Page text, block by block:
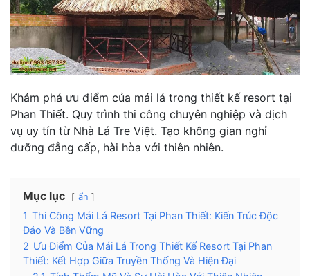
Khám phá ưu điểm của mái lá trong thiết kế resort tại
Phan Thiết. Quy trình thi công chuyên nghiệp và dịch
vụ uy tín từ Nhà Lá Tre Việt. Tạo không gian nghỉ
dưỡng đẳng cấp, hài hòa với thiên nhiên.
Mục lục ẩn
1 Thi Công Mái Lá Resort Tại Phan Thiết: Kiến Trúc Độc
Đáo Và Bền Vững
2 Ưu Điểm Của Mái Lá Trong Thiết Kế Resort Tại Phan
Thiết: Kết Hợp Giữa Truyền Thống Và Hiện Đại